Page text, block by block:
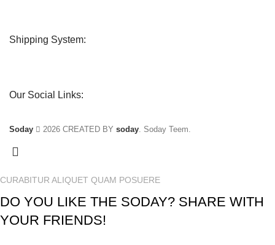
Shipping System:
Our Social Links:
Soday 2026 CREATED BY soday. Soday Teem.
CURABITUR ALIQUET QUAM POSUERE
DO YOU LIKE THE SODAY? SHARE WITH
YOUR FRIENDS!